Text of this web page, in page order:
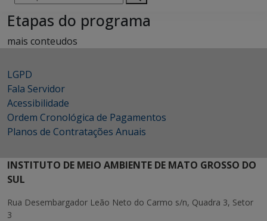
por:
Etapas do programa
mais conteudos
LGPD
Fala Servidor
Acessibilidade
Ordem Cronológica de Pagamentos
Planos de Contratações Anuais
INSTITUTO DE MEIO AMBIENTE DE MATO GROSSO DO
SUL
Rua Desembargador Leão Neto do Carmo s/n, Quadra 3, Setor
3